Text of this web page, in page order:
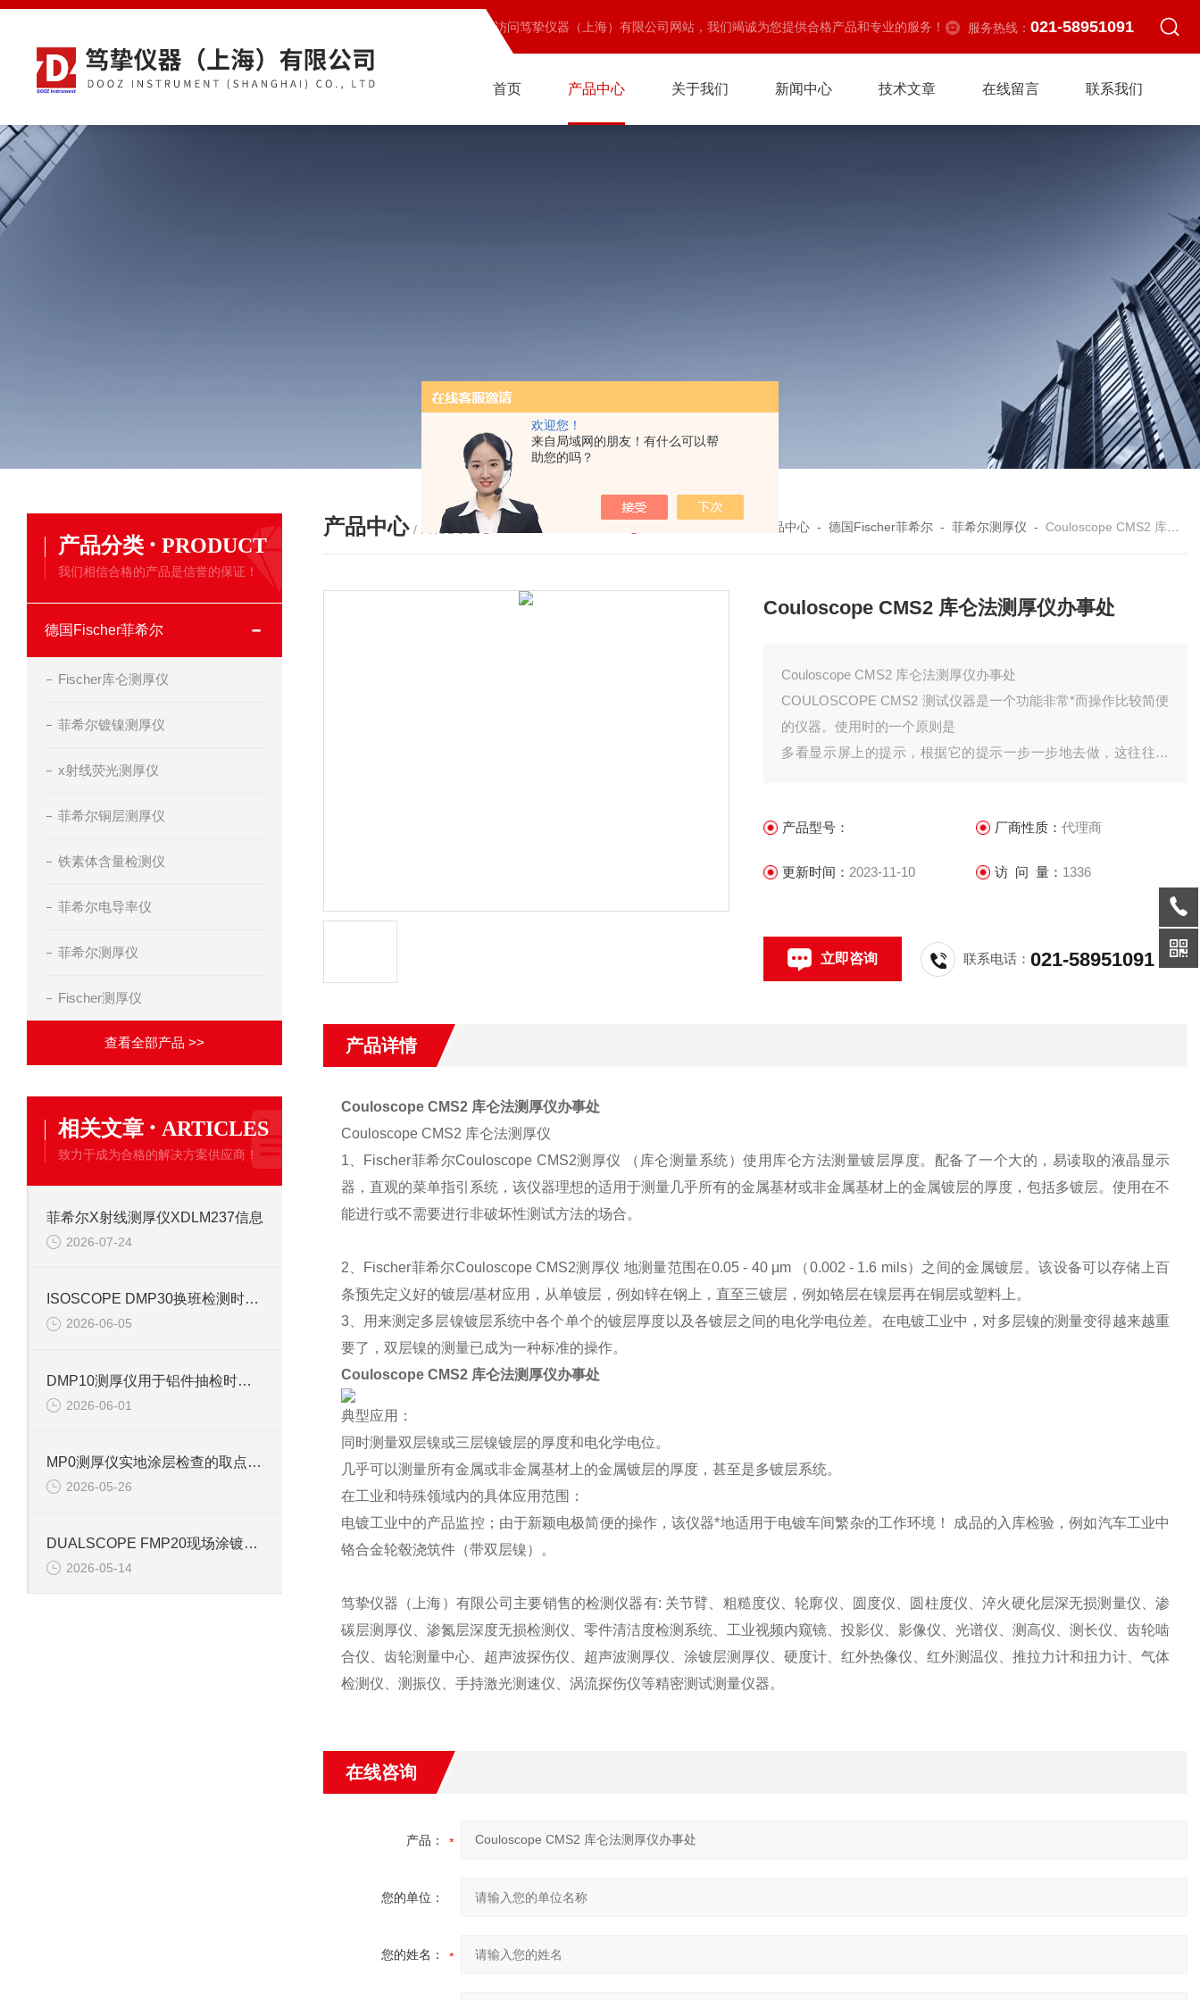
欢迎您！
来自局域网的朋友！有什么可以帮
助您的吗？
欢迎访问笃挚仪器（上海）有限公司网站，我们竭诚为您提供合格产品和专业的服务！ 服务热线： 021-58951091
首页 产品中心 关于我们 新闻中心 技术文章 在线留言 联系我们
产品分类 · PRODUCT
我们相信合格的产品是信誉的保证！
德国Fischer菲希尔
Fischer库仑测厚仪
菲希尔镀镍测厚仪
x射线荧光测厚仪
菲希尔铜层测厚仪
铁素体含量检测仪
菲希尔电导率仪
菲希尔测厚仪
Fischer测厚仪
查看全部产品 >>
相关文章 · ARTICLES
致力于成为合格的解决方案供应商！
菲希尔X射线测厚仪XDLM237信息
2026-07-24
ISOSCOPE DMP30换班检测时怎样说明样品状态
2026-06-05
DMP10测厚仪用于铝件抽检时怎样记录基材状态
2026-06-01
MP0测厚仪实地涂层检查的取点流程
2026-05-26
DUALSCOPE FMP20现场涂镀层复核中的操作要点
2026-05-14
产品中心 / PRODUCTS 产品中心 -德国Fischer菲希尔 -菲希尔测厚仪 -Couloscope CMS2 库仑法测厚仪办事处
Couloscope CMS2 库仑法测厚仪办事处
Couloscope CMS2 库仑法测厚仪办事处
COULOSCOPE CMS2 测试仪器是一个功能非常*而操作比较简便
的仪器。使用时的一个原则是
多看显示屏上的提示，根据它的提示一步一步地去做，这往往事
MENU 菜单来开启，随后皆有提示，可按部就班的进行。
产品型号： 厂商性质： 代理商
更新时间： 2023-11-10 访 问 量： 1336
立即咨询 联系电话：021-58951091
产品详情
Couloscope CMS2 库仑法测厚仪办事处
Couloscope CMS2 库仑法测厚仪
1、Fischer菲希尔Couloscope CMS2测厚仪 （库仑测量系统）使用库仑方法测量镀层厚度。配备了一个大的，易读取的液晶显示
器，直观的菜单指引系统，该仪器理想的适用于测量几乎所有的金属基材或非金属基材上的金属镀层的厚度，包括多镀层。使用在不
能进行或不需要进行非破坏性测试方法的场合。
2、Fischer菲希尔Couloscope CMS2测厚仪 地测量范围在0.05 - 40 µm （0.002 - 1.6 mils）之间的金属镀层。该设备可以存储上百
条预先定义好的镀层/基材应用，从单镀层，例如锌在钢上，直至三镀层，例如铬层在镍层再在铜层或塑料上。
3、用来测定多层镍镀层系统中各个单个的镀层厚度以及各镀层之间的电化学电位差。在电镀工业中，对多层镍的测量变得越来越重
要了，双层镍的测量已成为一种标准的操作。
Couloscope CMS2 库仑法测厚仪办事处
典型应用：
同时测量双层镍或三层镍镀层的厚度和电化学电位。
几乎可以测量所有金属或非金属基材上的金属镀层的厚度，甚至是多镀层系统。
在工业和特殊领域内的具体应用范围：
电镀工业中的产品监控；由于新颖电极简便的操作，该仪器*地适用于电镀车间繁杂的工作环境！ 成品的入库检验，例如汽车工业中
铬合金轮毂浇筑件（带双层镍）。
笃挚仪器（上海）有限公司主要销售的检测仪器有: 关节臂、粗糙度仪、轮廓仪、圆度仪、圆柱度仪、淬火硬化层深无损测量仪、渗
碳层测厚仪、渗氮层深度无损检测仪、零件清洁度检测系统、工业视频内窥镜、投影仪、影像仪、光谱仪、测高仪、测长仪、齿轮啮
合仪、齿轮测量中心、超声波探伤仪、超声波测厚仪、涂镀层测厚仪、硬度计、红外热像仪、红外测温仪、推拉力计和扭力计、气体
检测仪、测振仪、手持激光测速仪、涡流探伤仪等精密测试测量仪器。
在线咨询
产品：
您的单位：
您的姓名：